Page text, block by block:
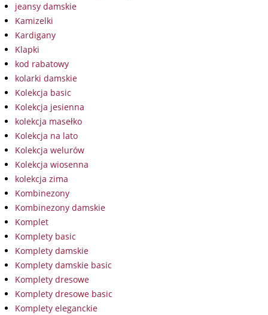
jeansy damskie
Kamizelki
Kardigany
Klapki
kod rabatowy
kolarki damskie
Kolekcja basic
Kolekcja jesienna
kolekcja masełko
Kolekcja na lato
Kolekcja welurów
Kolekcja wiosenna
kolekcja zima
Kombinezony
Kombinezony damskie
Komplet
Komplety basic
Komplety damskie
Komplety damskie basic
Komplety dresowe
Komplety dresowe basic
Komplety eleganckie